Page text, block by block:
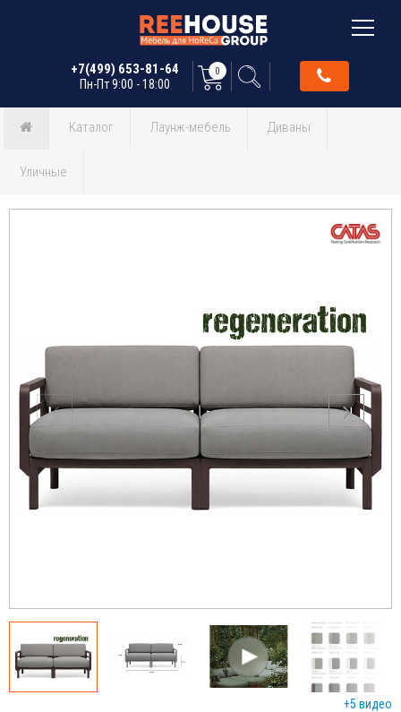
+7(499) 653-81-64
Пн-Пт 9:00 - 18:00
0
Каталог Лаунж-мебель Диваны
Уличные
+5 видео